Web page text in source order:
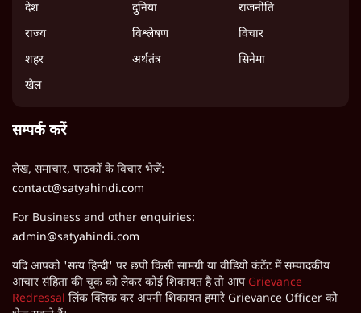
देश दुनिया
राजनीति
राज्य
विश्लेषण
विचार
शहर
अर्थतंत्र
सिनेमा
खेल
सम्पर्क करें
लेख, समाचार, पाठकों के विचार भेजें:
contact@satyahindi.com
For Business and other enquiries:
admin@satyahindi.com
यदि आपको 'सत्य हिन्दी' पर छपी किसी सामग्री या वीडियो कंटेंट में सम्पादकीय
आचार संहिता की चूक को लेकर कोई शिकायत है तो आप Grievance
Redressal लिंक क्लिक कर अपनी शिकायत हमारे Grievance Officer को